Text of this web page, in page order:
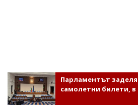
Парламентът
самолетни билети, в